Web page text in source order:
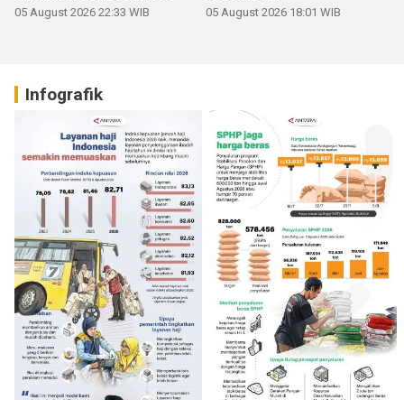
05 August 2026 22:33 WIB 05 August 2026 18:01 WIB
Infografik